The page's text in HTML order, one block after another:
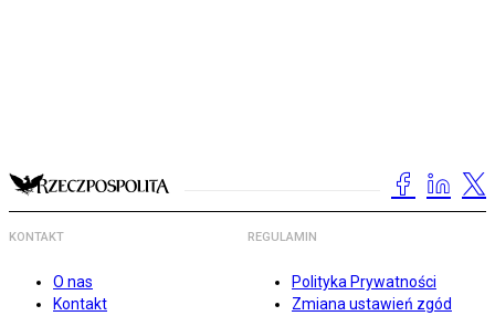
KONTAKT
O nas
Kontakt
REGULAMIN
Polityka Prywatności
Zmiana ustawień zgód